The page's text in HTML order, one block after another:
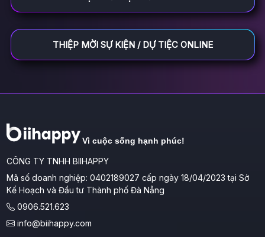
THIỆP MỜI SỰ KIỆN / DỰ TIỆC ONLINE
Vì cuộc sống hạnh phúc!
CÔNG TY TNHH BIIHAPPY
Mã số doanh nghiệp: 0402189027 cấp ngày 18/04/2023 tại Sở
Kế Hoạch và Đầu tư Thành phố Đà Nẵng
0906.521.623
info@biihappy.com